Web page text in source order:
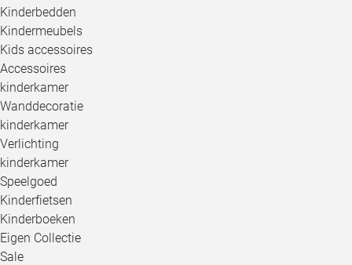
Kinderbedden
Kindermeubels
Kids accessoires
Accessoires
kinderkamer
Wanddecoratie
kinderkamer
Verlichting
kinderkamer
Speelgoed
Kinderfietsen
Kinderboeken
Eigen Collectie
Sale